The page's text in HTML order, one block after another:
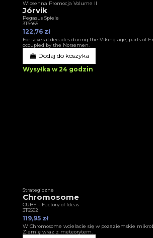
Wiosenna Promocja Volume II
Jórvik
Pegasus Spiele
3T6465
122,76 zł
For several decades during the Viking age, parts of
occupied by the Norsemen.
Dodaj do koszyka
Wysyłka w 24 godzin
Strategiczne
Chromosome
CUBE - Factory of Ideas
3T6592
119,95 zł
W Chromosome wcielacie się w pozaziemskie
Ziemię wraz z meteorytem.